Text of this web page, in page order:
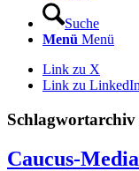
Suche
Menü Menü
Link zu X
Link zu LinkedIn
Caucus-